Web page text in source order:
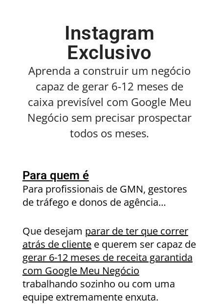
Instagram
Exclusivo
Aprenda a construir um negócio
capaz de gerar 6-12 meses de
caixa previsível com Google Meu
Negócio sem precisar prospectar
todos os meses.
Para quem é
Para profissionais de GMN, gestores
de tráfego e donos de agência…
Que desejam parar de ter que correr
atrás de clientee querem ser capaz de
gerar 6-12 meses de receita garantida
com Google Meu Negócio
trabalhando sozinho ou com uma
equipe extremamente enxuta.